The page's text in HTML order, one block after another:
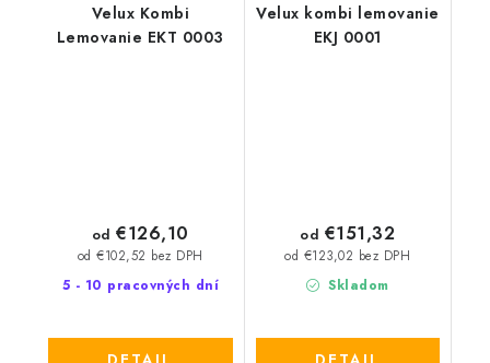
Velux Kombi
Lemovanie EKT 0003
5 - 10 pracovných dní
od €102,52 bez DPH
od €126,10
Velux kombi lemovanie
EKJ 0001
Skladom
od €123,02 bez DPH
od €151,32